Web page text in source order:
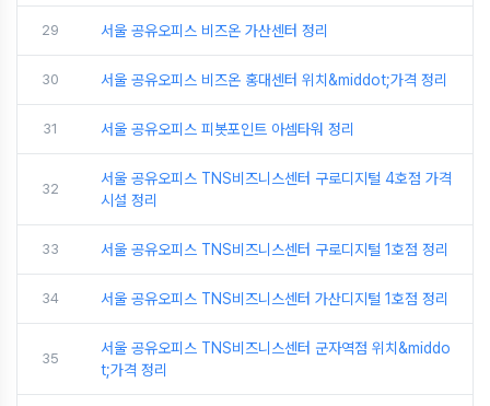
29 서울 공유오피스 비즈온 가산센터 정리
30 서울 공유오피스 비즈온 홍대센터 위치&middot;가격 정리
31 서울 공유오피스 피봇포인트 아셈타워 정리
32
서울 공유오피스 TNS비즈니스센터 구로디지털 4호점 가격
시설 정리
33 서울 공유오피스 TNS비즈니스센터 구로디지털 1호점 정리
34 서울 공유오피스 TNS비즈니스센터 가산디지털 1호점 정리
35
서울 공유오피스 TNS비즈니스센터 군자역점 위치&middo
t;가격 정리